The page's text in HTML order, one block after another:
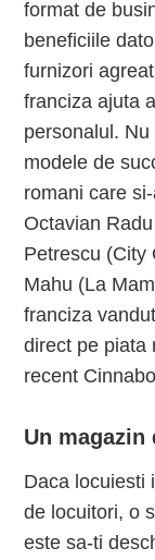
format de
beneficiile
furnizori
franciza ajuta
personalul.
modele de
romani care
Octavian
Petrescu (City
Mahu (La
franciza
direct pe piata
recent
Un
Daca locuiesti
de locuitori, o
este sa-ti